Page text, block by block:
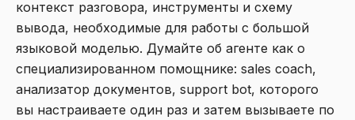
контекст разговора, инструменты и схему
вывода, необходимые для работы с большой
языковой моделью. Думайте об агенте как о
специализированном помощнике: sales coach,
анализатор документов, support bot, которого
вы настраиваете один раз и затем вызываете по